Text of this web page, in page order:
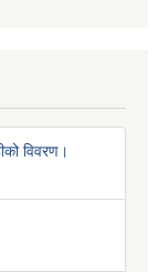
विवरण।